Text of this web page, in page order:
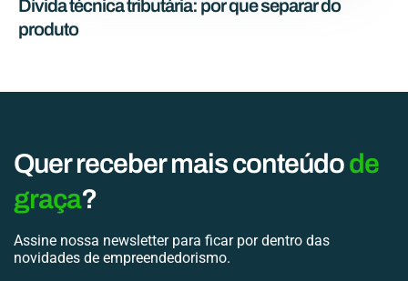
Dívida técnica tributária: por que separar do
produto
Quer receber mais conteúdode
graça?
Assine nossa newsletter para ficar por dentro das
novidades de empreendedorismo.